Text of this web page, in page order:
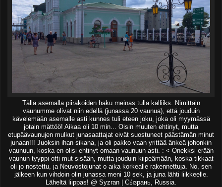
Tällä asemalla piirakoiden haku meinas tulla kalliiks. Nimittäin
vaunumme olivat niin edellä (junassa 20 vaunua), että jouduin
kävelemään asemalle asti kunnes tuli eteen joku, joka oli myymässä
jotain mättöö! Aikaa oli 10 min... Oisin muuten ehtinyt, mutta
etupäävaunujen mulkut junasaattajat eivät suostuneet päästämän minut
junaan!!! Juoksin ihan sikana, ja oli pakko vaan yrittää änkeä johonkin
vaunuun, koska en olisi ehtinyt omaan vaunuun asti. : < Onekksi erään
vaunun tyyppi otti mut sisään, mutta jouduin kiipeämään, koska tikkaat
oli jo nostettu, ja Neuvostojunat o aika korkealle rakennettuja. No, sen
jälkeen kun vihdoin olin junassa meni 10 sek, ja juna lähti liikkeelle.
Läheltä liippas! @ Syzran | Сы́зрань, Russia.